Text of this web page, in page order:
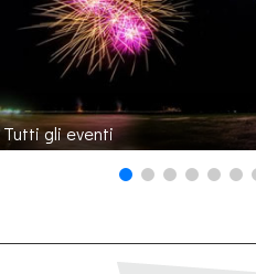
Tutti gli eventi